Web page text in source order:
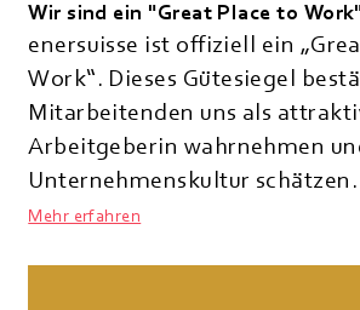
Wir sind ein "Great Place to
enersuisse ist offiziell ein
Work“. Dieses Gütesiegel
Mitarbeitenden uns als
Arbeitgeberin wahrnehmen
Unternehmenskultur schätzen.
Mehr erfahren